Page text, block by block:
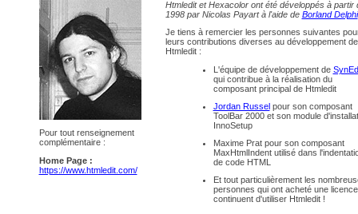
Pour tout renseignement
complémentaire :
Home Page :
https://www.htmledit.com/
Htmledit et Hexacolor ont été développés à partir
1998 par Nicolas Payart à l'aide de Borland Delphi
Je tiens à remercier les personnes suivantes
leurs contributions diverses au développement de
Htmledit :
L'équipe de développement de
qui contribue à la réalisation du
composant principal de Htmledit
Jordan Russelpour son composant
ToolBar 2000 et son module
InnoSetup
Maxime Prat pour son composant
MaxHtmlIndent utilisé dans
de code HTML
Et tout particulièrement les
personnes qui ont acheté une
continuent d'utiliser Htmledit !